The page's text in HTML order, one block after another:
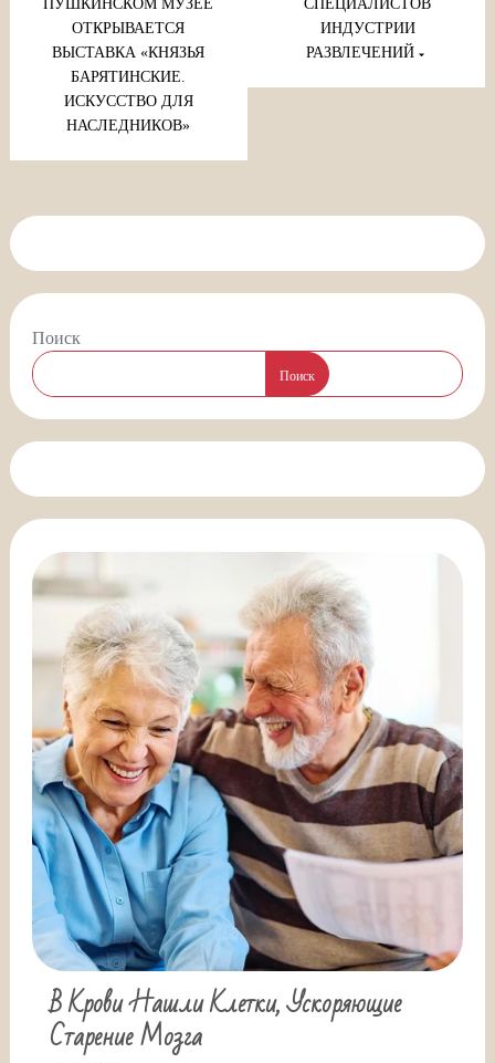
ПУШКИНСКОМ МУЗЕЕ
ОТКРЫВАЕТСЯ
ВЫСТАВКА «КНЯЗЬЯ
БАРЯТИНСКИЕ.
ИСКУССТВО ДЛЯ
НАСЛЕДНИКОВ»
СПЕЦИАЛИСТОВ
ИНДУСТРИИ
РАЗВЛЕЧЕНИЙ
Поиск
Поиск
В Крови Нашли Клетки, Ускоряющие
Старение Мозга